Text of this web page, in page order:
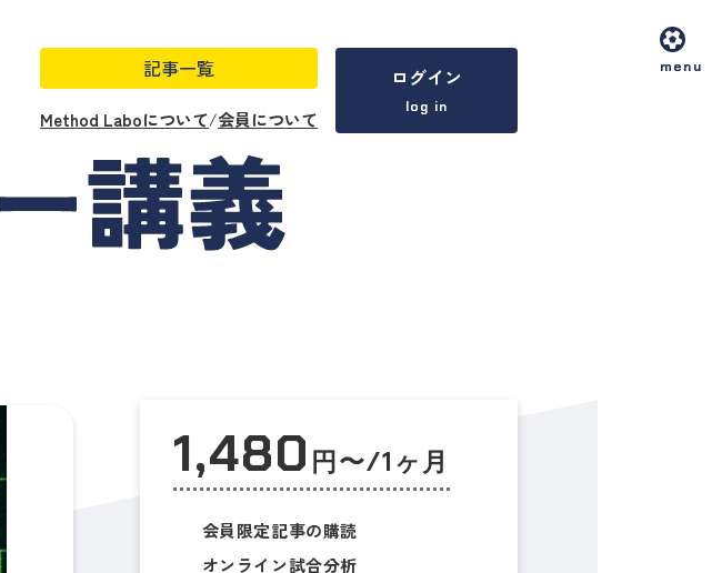
記事一覧
Method Laboについて/会員について
ログイン
log in
menu
1,480 円〜/1ヶ月
会員限定記事の購読
オンライン試合分析